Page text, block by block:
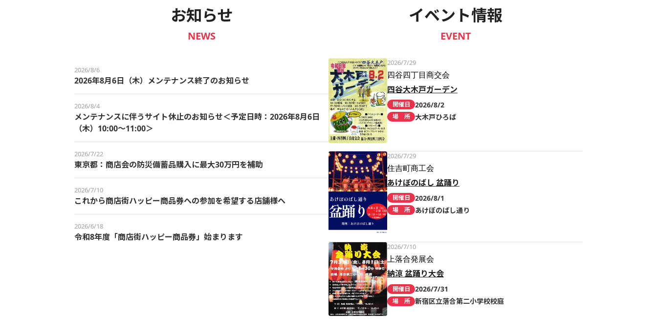
お知らせ
NEWS
2026/8/6
2026年8月6日（木）メンテナンス終了のお知らせ
2026/8/4
メンテナンスに伴うサイト休止のお知らせ＜予定日時：2026年8月6日
（木）10:00～11:00＞
2026/7/22
東京都：商店会の防災備蓄品購入に最大30万円を補助
2026/7/10
これから商店街ハッピー商品券への参加を希望する店舗様へ
2026/6/18
令和8年度「商店街ハッピー商品券」始まります
イベント情報
EVENT
2026/7/29
四谷四丁目商交会
四谷大木戸ガーデン
開催日 2026/8/2
場 所 大木戸ひろば
2026/7/29
住吉町商工会
あけぼのばし 盆踊り
開催日 2026/8/1
場 所 あけぼのばし通り
2026/7/10
上落合発展会
納涼 盆踊り大会
開催日 2026/7/31
場 所 新宿区立落合第二小学校校庭